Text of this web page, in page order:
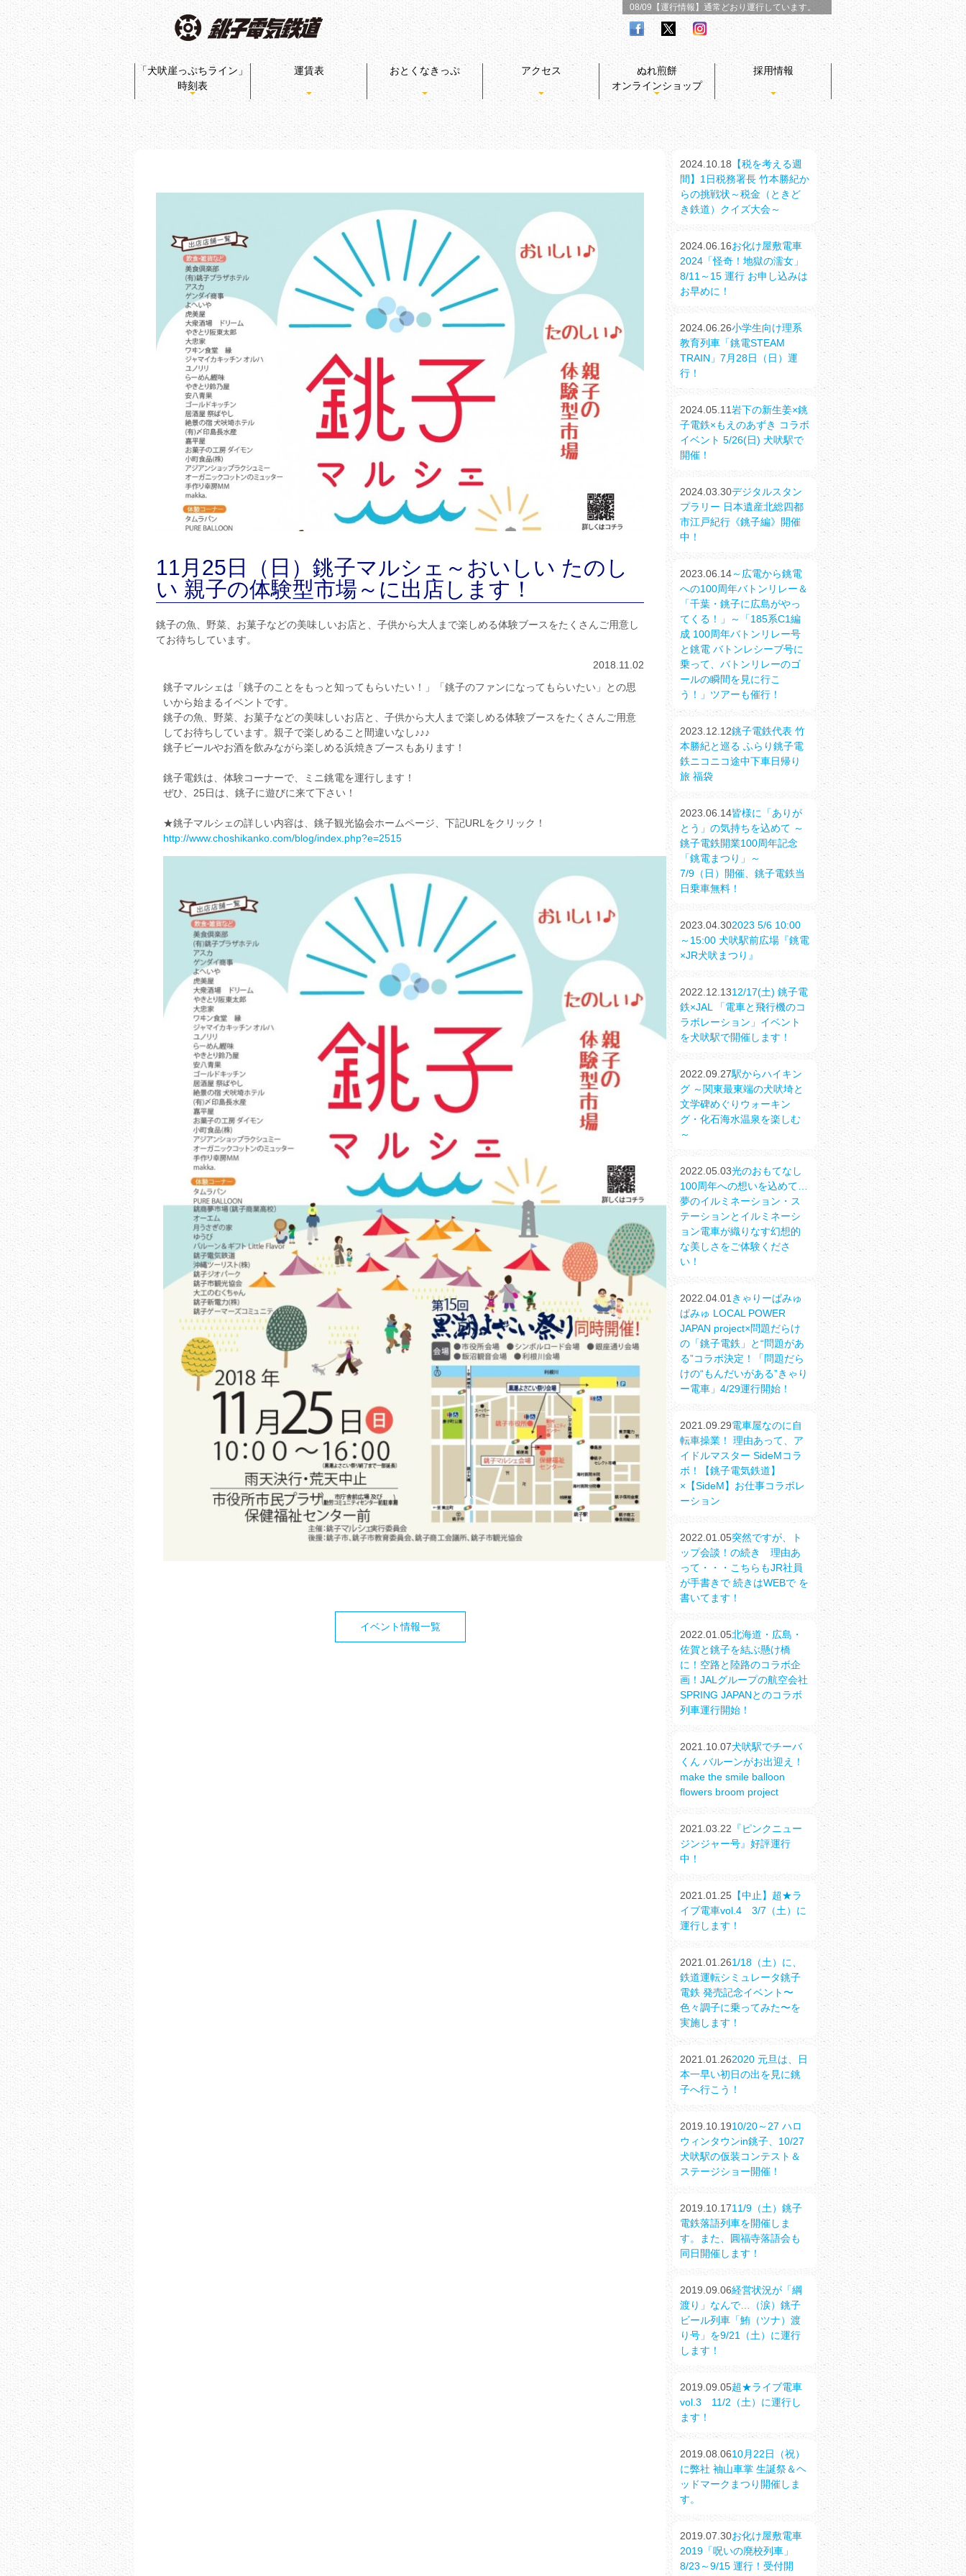
08/09【運行情報】 通常どおり運行しています。
「犬吠崖っぷちライン」
時刻表
運賃表 おとくなきっぷ アクセス
ぬれ煎餅
オンラインショップ
採用情報
11月25日（日）銚子マルシェ～おいしい たのし
い 親子の体験型市場～に出店します！
銚子の魚、野菜、お菓子などの美味しいお店と、子供から大人まで楽しめる体験ブースをたくさんご用意し
てお待ちしています。
2018.11.02
銚子マルシェは「銚子のことをもっと知ってもらいたい！」「銚子のファンになってもらいたい」との思
いから始まるイベントです。
銚子の魚、野菜、お菓子などの美味しいお店と、子供から大人まで楽しめる体験ブースをたくさんご用意
してお待ちしています。親子で楽しめること間違いなし♪♪♪
銚子ビールやお酒を飲みながら楽しめる浜焼きブースもあります！
銚子電鉄は、体験コーナーで、ミニ銚電を運行します！
ぜひ、25日は、銚子に遊びに来て下さい！
★銚子マルシェの詳しい内容は、銚子観光協会ホームページ、下記URLをクリック！
http://www.choshikanko.com/blog/index.php?e=2515
イベント情報一覧
2024.10.18 【税を考える週
間】1日税務署長 竹本勝紀か
らの挑戦状～税金（ときど
き鉄道）クイズ大会～
2024.06.16お化け屋敷電車
2024「怪奇！地獄の濡女」
8/11～15 運行 お申し込みは
お早めに！
2024.06.26小学生向け理系
教育列車「銚電STEAM
TRAIN」7月28日（日）運
行！
2024.05.11岩下の新生姜×銚
子電鉄×もえのあずき コラボ
イベント 5/26(日) 犬吠駅で
開催！
2024.03.30デジタルスタン
プラリー 日本遺産北総四都
市江戸紀行《銚子編》開催
中！
2023.06.14～広電から銚電
への100周年バトンリレー＆
「千葉・銚子に広島がやっ
てくる！」～「185系C1編
成 100周年バトンリレー号
と銚電 バトンレシーブ号に
乗って、バトンリレーのゴ
ールの瞬間を見に行こ
う！」ツアーも催行！
2023.12.12銚子電鉄代表 竹
本勝紀と巡る ふらり銚子電
鉄ニコニコ途中下車日帰り
旅 福袋
2023.06.14皆様に「ありが
とう」の気持ちを込めて ～
銚子電鉄開業100周年記念
「銚電まつり」～
7/9（日）開催、銚子電鉄当
日乗車無料！
2023.04.302023 5/6 10:00
～15:00 犬吠駅前広場『銚電
×JR犬吠まつり』
2022.12.1312/17(土) 銚子電
鉄×JAL 「電車と飛行機のコ
ラボレーション」イベント
を犬吠駅で開催します！
2022.09.27駅からハイキン
グ ～関東最東端の犬吠埼と
文学碑めぐりウォーキン
グ・化石海水温泉を楽しむ
～
2022.05.03光のおもてなし
100周年への想いを込めて…
夢のイルミネーション・ス
テーションとイルミネーシ
ョン電車が織りなす幻想的
な美しさをご体験くださ
い！
2022.04.01 きゃりーぱみゅ
ぱみゅ LOCAL POWER
JAPAN project×問題だらけ
の「銚子電鉄」と“問題があ
る”コラボ決定！「問題だら
けの“もんだいがある”きゃり
ー電車」4/29運行開始！
2021.09.29電車屋なのに自
転車操業！ 理由あって、ア
イドルマスター SideMコラ
ボ！【銚子電気鉄道】
×【SideM】お仕事コラボレ
ーション
2022.01.05突然ですが、ト
ップ会談！の続き 理由あ
って・・・こちらもJR社員
が手書きで 続きはWEBで を
書いてます！
2022.01.05北海道・広島・
佐賀と銚子を結ぶ懸け橋
に！空路と陸路のコラボ企
画！JALグループの航空会社
SPRING JAPANとのコラボ
列車運行開始！
2021.10.07犬吠駅でチーバ
くん バルーンがお出迎え！
make the smile balloon
flowers broom project
2021.03.22 『ピンクニュー
ジンジャー号』好評運行
中！
2021.01.25 【中止】超★ラ
イブ電車vol.4 3/7（土）に
運行します！
2021.01.261/18（土）に、
鉄道運転シミュレータ銚子
電鉄 発売記念イベント〜
色々調子に乗ってみた〜を
実施します！
2021.01.262020 元旦は、日
本一早い初日の出を見に銚
子へ行こう！
2019.10.1910/20～27 ハロ
ウィンタウンin銚子、10/27
犬吠駅の仮装コンテスト＆
ステージショー開催！
2019.10.1711/9（土）銚子
電鉄落語列車を開催しま
す。また、圓福寺落語会も
同日開催します！
2019.09.06経営状況が「綱
渡り」なんで…（涙）銚子
ビール列車「鮪（ツナ）渡
り号」を9/21（土）に運行
します！
2019.09.05超★ライブ電車
vol.3 11/2（土）に運行し
ます！
2019.08.0610月22日（祝）
に弊社 袖山車掌 生誕祭＆ヘ
ッドマークまつり開催しま
す。
2019.07.30お化け屋敷電車
2019「呪いの廃校列車」
8/23～9/15 運行！受付開